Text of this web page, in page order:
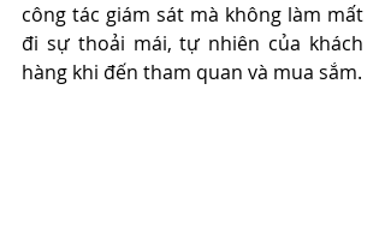
công tác giám sát mà không làm mất
đi sự thoải mái, tự nhiên của khách
hàng khi đến tham quan và mua sắm.